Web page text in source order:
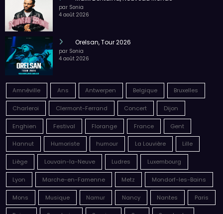
par Sonia
4 août 2026
Orelsan, Tour 2026
par Sonia
4 août 2026
Amnéville Ans Antwerpen Belgique Bruxelles
Charleroi Clermont-Ferrand Concert Dijon
Enghien Festival Florange France Gent
Hannut Humoriste humour La Louvière Lille
Liège Louvain-la-Neuve Ludres Luxembourg
Lyon Marche-en-Famenne Metz Mondorf-les-Bains
Mons Musique Namur Nancy Nantes Paris